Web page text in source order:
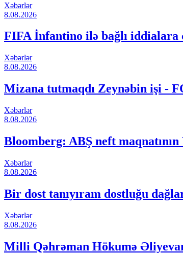
Xəbərlər
8.08.2026
FIFA İnfantino ilə bağlı iddialara
Xəbərlər
8.08.2026
Mizana tutmaqdı Zeynəbin işi -
Xəbərlər
8.08.2026
Bloomberg: ABŞ neft maqnatının
Xəbərlər
8.08.2026
Bir dost tanıyıram dostluğu
Xəbərlər
8.08.2026
Milli Qəhrəman Hökumə